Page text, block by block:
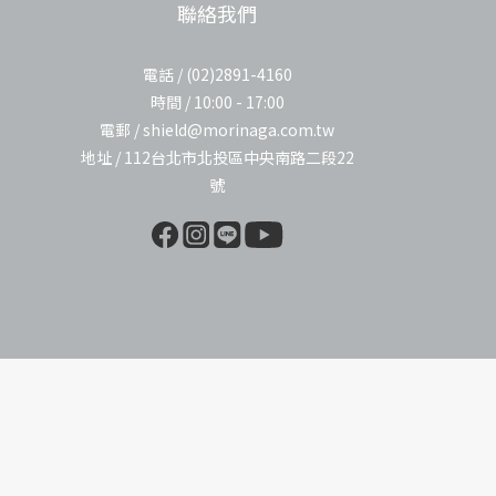
聯絡我們
電話 / (02)2891-4160
時間 / 10:00 - 17:00
電郵 / shield@morinaga.com.tw
地址 / 112台北市北投區中央南路二段22
號